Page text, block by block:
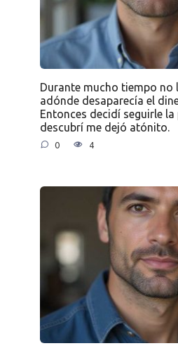
Durante mucho tiempo no
adónde desaparecía el
Entonces decidí seguirle la
descubrí me dejó atónito.
0 4